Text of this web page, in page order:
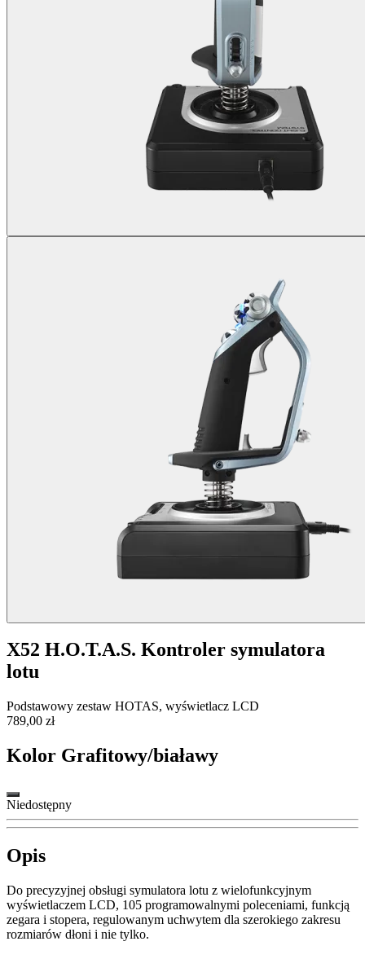
X52 H.O.T.A.S. Kontroler symulatora
lotu
Podstawowy zestaw HOTAS, wyświetlacz LCD
789,00 zł
Kolor Grafitowy/białawy
Niedostępny
Opis
Do precyzyjnej obsługi symulatora lotu z wielofunkcyjnym
wyświetlaczem LCD, 105 programowalnymi poleceniami, funkcją
zegara i stopera, regulowanym uchwytem dla szerokiego zakresu
rozmiarów dłoni i nie tylko.